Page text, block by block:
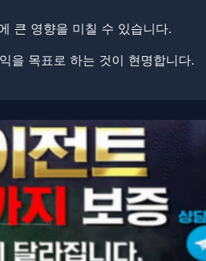
큰 영향을 미칠 수 있습니다.
을 목표로 하는 것이 현명합니다.